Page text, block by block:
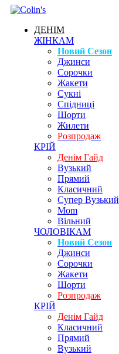
ДЕНІМ
ЖІНКАМ
Новий Сезон
Джинси
Сорочки
Жакети
Сукні
Спідниці
Шорти
Жилети
Розпродаж
КРІЙ
Денім Гайд
Вузький
Прямий
Класичний
Супер Вузький
Mom
Вільний
ЧОЛОВІКАМ
Новий Сезон
Джинси
Сорочки
Жакети
Шорти
Розпродаж
КРІЙ
Денім Гайд
Класичний
Прямий
Вузький